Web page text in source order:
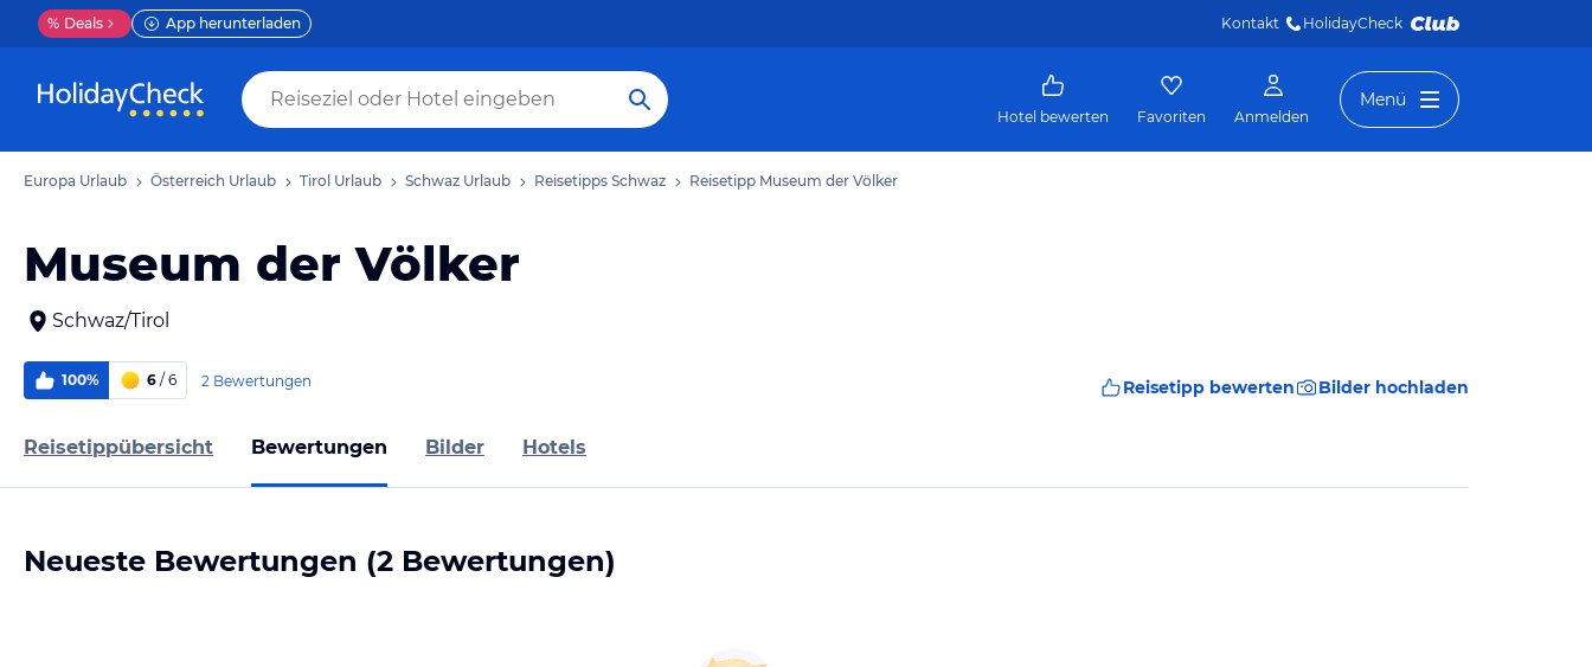
% Deals App herunterladen Kontakt HolidayCheck
Hotel bewerten Favoriten Anmelden
Menü
Europa Urlaub Österreich Urlaub Tirol Urlaub Schwaz Urlaub Reisetipps Schwaz Reisetipp Museum der Völker
Museum der Völker
Schwaz/Tirol
100% 6 / 6 2 Bewertungen Reisetipp bewerten Bilder hochladen
Reisetippübersicht Bewertungen Bilder Hotels
Neueste Bewertungen (2 Bewertungen)